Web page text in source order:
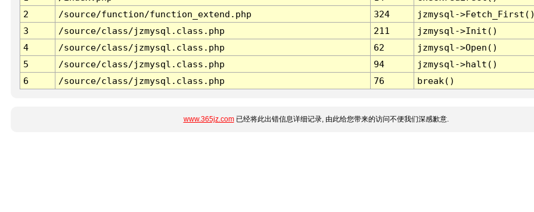
2
/source/function/function_extend.php 324
jzmysql-
3
/source/class/jzmysql.class.php 211
jzmysql->Init()
4
/source/class/jzmysql.class.php 62
jzmysql->Open()
5
/source/class/jzmysql.class.php 94
jzmysql->halt()
6
/source/class/jzmysql.class.php 76 break()
www.365jz.com已经将此出错信息详细记录, 由此给您带来的访问不便我们深感歉意.